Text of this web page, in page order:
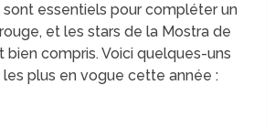
sont essentiels pour compléter un
et les stars de la Mostra de
bien compris. Voici quelques-uns
plus en vogue cette année :